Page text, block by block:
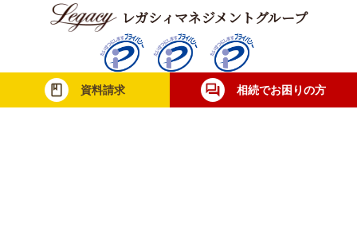
資料請求 相続でお困りの方
レガシィマネジメントグループ
税理士法人レガシィ 行政書士法人レガシィ